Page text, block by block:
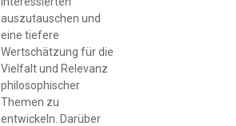
auszutauschen und
eine tiefere
Wertschätzung für die
Vielfalt und Relevanz
philosophischer
Themen zu
entwickeln. Darüber